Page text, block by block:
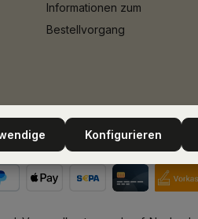
Informationen zum
Bestellvorgang
Konfigurieren